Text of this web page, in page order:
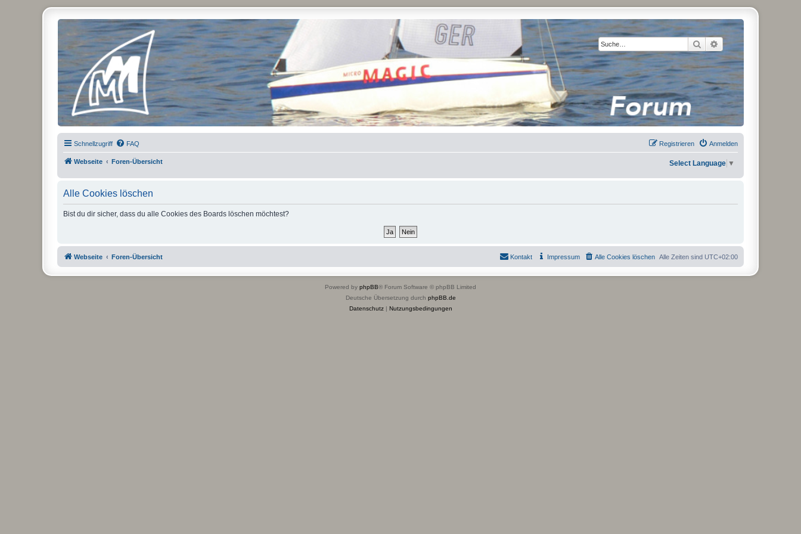
Suche Erweiterte Suche
Micro Magic Forum Deutschland
Schnellzugriff FAQ Anmelden
Registrieren
Webseite Foren-Übersicht Select Language ▼
Alle Cookies löschen
Bist du dir sicher, dass du alle Cookies des Boards löschen möchtest?
Webseite Foren-Übersicht Alle Zeiten sind UTC+02:00
Alle Cookies löschen
Impressum
Kontakt
Powered by phpBB® Forum Software © phpBB Limited
Deutsche Übersetzung durch phpBB.de
Datenschutz| Nutzungsbedingungen